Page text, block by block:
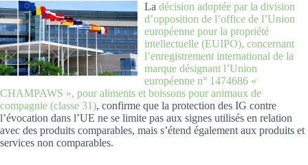
La décision adoptée par la division
d’opposition de l’office de l’Union
européenne pour la propriété
intellectuelle (EUIPO), concernant
l’enregistrement international de la
marque désignant l’Union
européenne n° 1474686 «
CHAMPAWS », pour aliments et boissons pour animaux de
compagnie (classe 31), confirme que la protection des IG contre
l’évocation dans l’UE ne se limite pas aux signes utilisés en relation
avec des produits comparables, mais s’étend également aux produits et
services non comparables.